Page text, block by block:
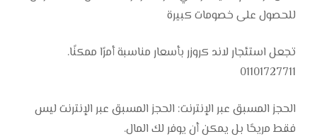
للحصول على خصومات كبيرة
تجعل استئجار لاند كروزر بأسعار مناسبة أمرًا ممكنًا.
01101727711
الحجز المسبق عبر الإنترنت: الحجز المسبق عبر الإنترنت ليس
فقط مريحًا بل يمكن أن يوفر لك المال.